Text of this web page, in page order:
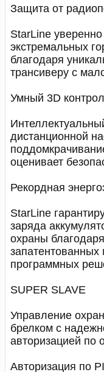
Защита от
StarLine
экстремальных
благодаря
трансиверу с
Умный 3D
дистанционной
оценивает
Рекордная
StarLine
заряда
охраны
запатентованных
программных
SUPER SLAVE
Управление
брелком с
авторизацией по
Авторизация по